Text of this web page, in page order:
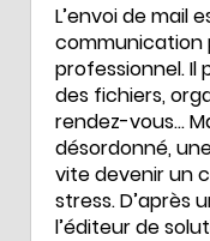
L’envoi de mail
communication
professionnel. Il
des fichiers,
rendez-vous…
désordonné,
vite devenir un
stress. D’après
l’éditeur de